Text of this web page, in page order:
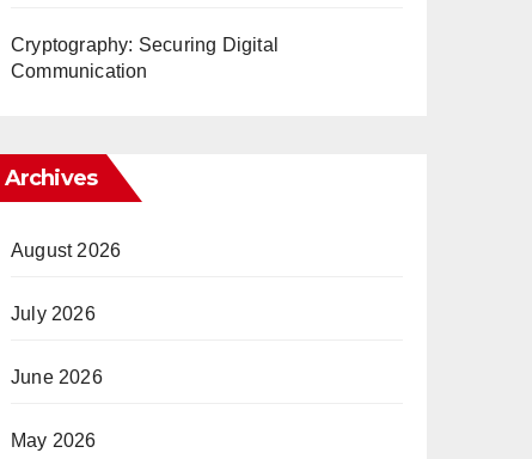
Cryptography: Securing Digital
Communication
Archives
August 2026
July 2026
June 2026
May 2026